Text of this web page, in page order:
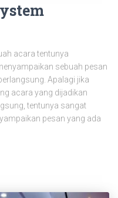
acara tentunya
sebuah pesan
Apalagi jika
acara yang dijadikan
tentunya sangat
pesan yang ada